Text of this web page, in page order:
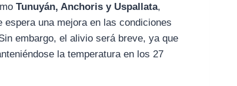
Tunuyán, Anchoris y Uspallata,
una mejora en las condiciones
embargo, el alivio será breve, ya que
la temperatura en los 27